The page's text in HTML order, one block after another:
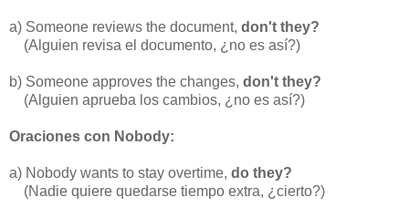
a) Someone reviews the document, don't they?
(Alguien revisa el documento, ¿no es así?)
b) Someone approves the changes, don't they?
(Alguien aprueba los cambios, ¿no es así?)
Oraciones con Nobody:
a) Nobody wants to stay overtime, do they?
(Nadie quiere quedarse tiempo extra, ¿cierto?)